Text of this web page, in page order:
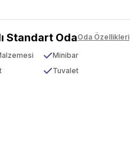
Standart OdaOda Özellikleri
Minibar
Tuvalet